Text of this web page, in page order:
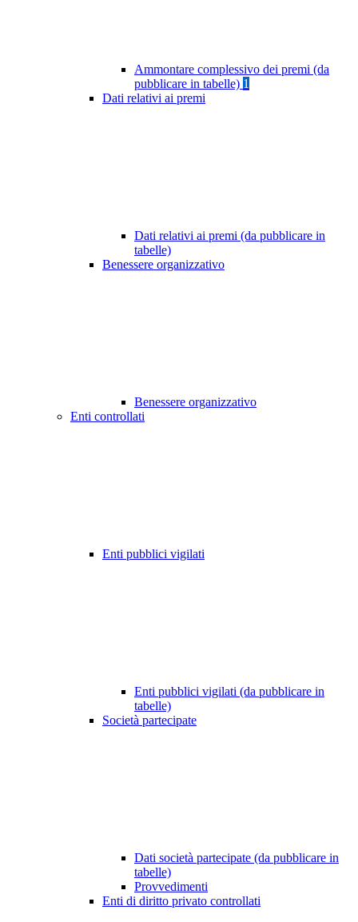
Ammontare complessivo dei premi (da
pubblicare in tabelle) 1
Dati relativi ai premi
Dati relativi ai premi (da pubblicare in
tabelle)
Benessere organizzativo
Benessere organizzativo
Enti controllati
Enti pubblici vigilati
Enti pubblici vigilati (da pubblicare in
tabelle)
Società partecipate
Dati società partecipate (da pubblicare in
tabelle)
Provvedimenti
Enti di diritto privato controllati